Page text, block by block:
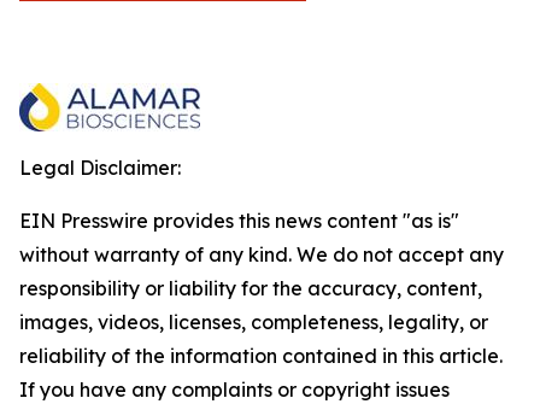
Legal Disclaimer:
EIN Presswire provides this news content "as is"
without warranty of any kind. We do not accept any
responsibility or liability for the accuracy, content,
images, videos, licenses, completeness, legality, or
reliability of the information contained in this article.
If you have any complaints or copyright issues